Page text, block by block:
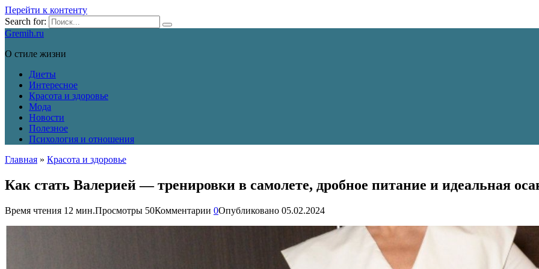
Перейти к контенту
Search for:
Gremih.ru
О стиле жизни
Диеты
Интересное
Красота и здоровье
Мода
Новости
Полезное
Психология и отношения
Главная » Красота и здоровье
Как стать Валерией — тренировки в самолете, дробное питание и идеальная
Время чтения 12 мин.Просмотры 50Комментарии 0Опубликовано 05.02.2024